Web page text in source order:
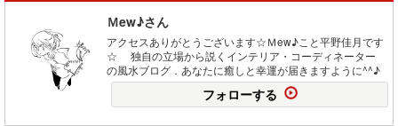
Ｍew♪さん
アクセスありがとうございます☆Ｍew♪こと平野佳月です
☆ 独自の立場から説くインテリア・コーディネーター
の風水ブログ．あなたに癒しと幸運が届きますように^^♪
フォローする